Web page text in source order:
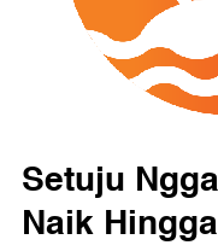
Setuju
Naik